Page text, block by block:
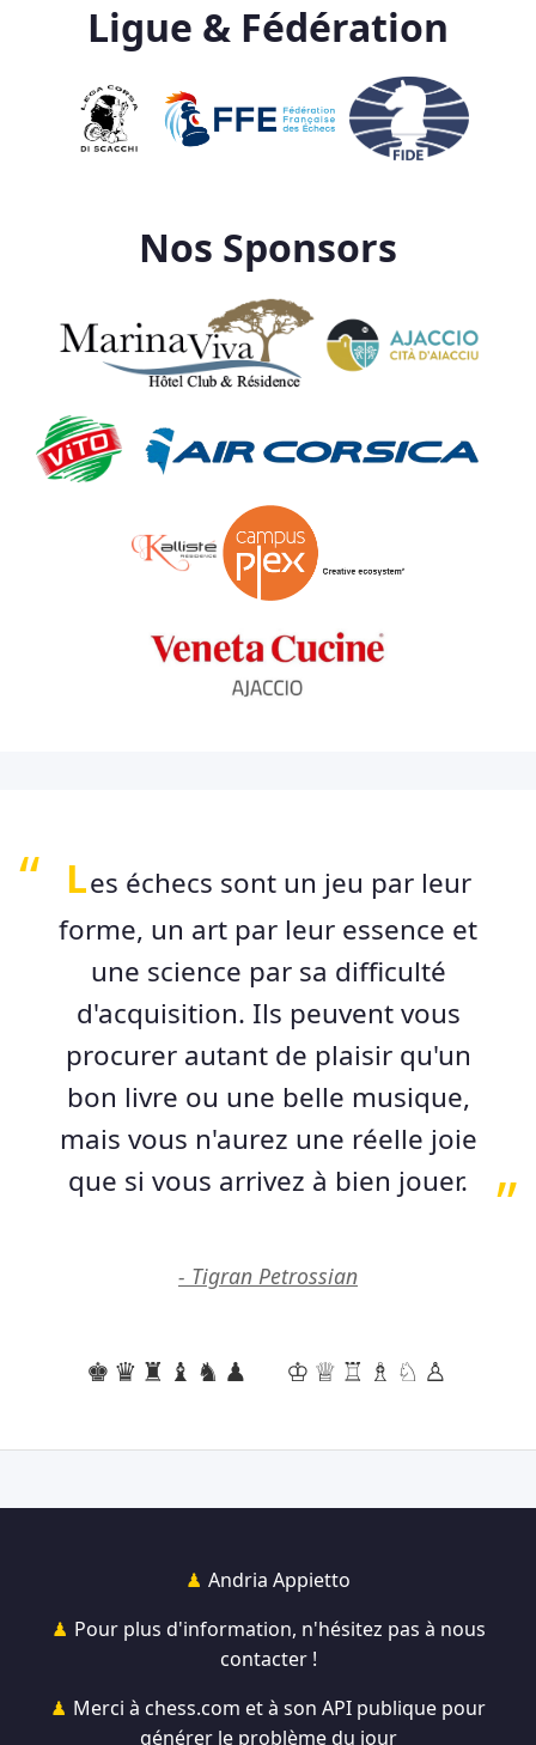
Ligue & Fédération
Nos Sponsors
Les échecs sont un jeu par leur
forme, un art par leur essence et
une science par sa difficulté
d'acquisition. Ils peuvent vous
procurer autant de plaisir qu'un
bon livre ou une belle musique,
mais vous n'aurez une réelle joie
que si vous arrivez à bien jouer.
- Tigran Petrossian
♚♛♜♝♞♟ ♔♕♖♗♘♙
Andria Appietto
Pour plus d'information, n'hésitez pas à nous
contacter !
Merci à chess.com et à son API publique pour
générer le problème du jour